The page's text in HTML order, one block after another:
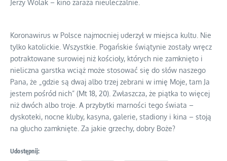
Jerzy Wolak – kino zaraża nieuleczalnie.
Koronawirus w Polsce najmocniej uderzył w miejsca kultu. Nie
tylko katolickie. Wszystkie. Pogańskie świątynie zostały wręcz
potraktowane surowiej niż kościoły, których nie zamknięto i
nieliczna garstka wciąż może stosować się do słów naszego
Pana, że „gdzie są dwaj albo trzej zebrani w imię Moje, tam Ja
jestem pośród nich” (Mt 18, 20). Zwłaszcza, że piątka to więcej
niż dwóch albo troje. A przybytki marności tego świata –
dyskoteki, nocne kluby, kasyna, galerie, stadiony i kina – stoją
na głucho zamknięte. Za jakie grzechy, dobry Boże?
Udostępnij: